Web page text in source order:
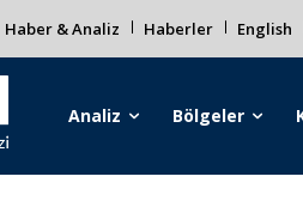
Haber & Analiz Haberler English
Analiz Bölgeler